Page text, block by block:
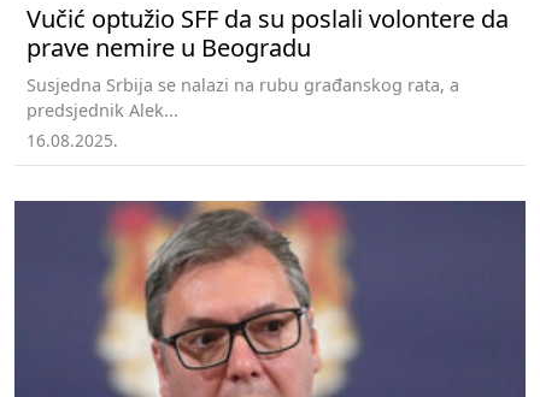
Vučić optužio SFF da su poslali volontere da
prave nemire u Beogradu
Susjedna Srbija se nalazi na rubu građanskog rata, a
predsjednik Alek...
16.08.2025.